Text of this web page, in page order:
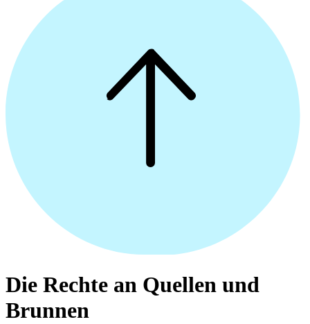
Die Rechte an Quellen und
Brunnen